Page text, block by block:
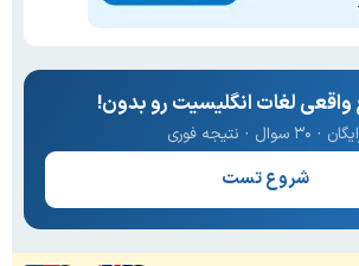
لغات انگلیسیت رو بدون!
· نتیجه فوری
شروع تست